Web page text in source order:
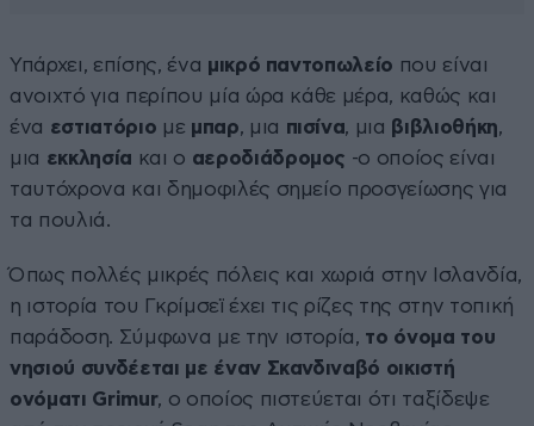
Υπάρχει, επίσης, ένα μικρό παντοπωλείο που είναι
ανοιχτό για περίπου μία ώρα κάθε μέρα, καθώς και
ένα εστιατόριο με μπαρ, μια πισίνα, μια βιβλιοθήκη,
μια εκκλησία και ο αεροδιάδρομος -ο οποίος είναι
ταυτόχρονα και δημοφιλές σημείο προσγείωσης για
τα πουλιά.
Όπως πολλές μικρές πόλεις και χωριά στην Ισλανδία,
η ιστορία του Γκρίμσεϊ έχει τις ρίζες της στην τοπική
παράδοση. Σύμφωνα με την ιστορία, το όνομα του
νησιού συνδέεται με έναν Σκανδιναβό οικιστή
ονόματι Grimur, ο οποίος πιστεύεται ότι ταξίδεψε